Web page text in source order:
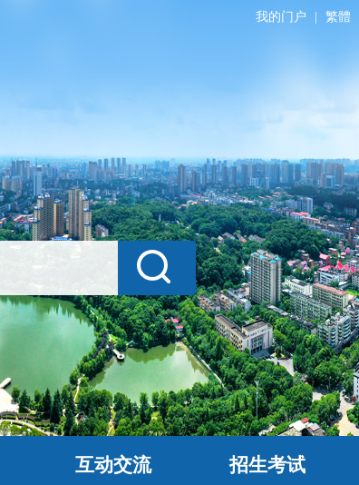
我的门户 繁體
互动交流 招生考试